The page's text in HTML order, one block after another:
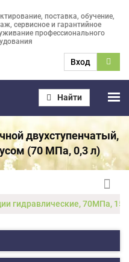
поставка, обучение,
сервисное и гарантийное
профессионального
Вход
Найти
двухступенчатый,
(70 МПа, 0,3 л)
гидравлические, 70МПа,